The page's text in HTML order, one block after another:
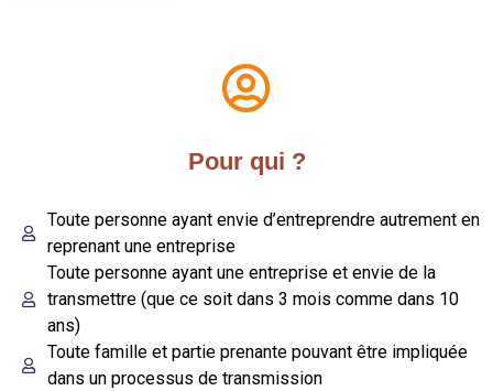
Pour qui ?
Toute personne ayant envie d’entreprendre autrement en
reprenant une entreprise
Toute personne ayant une entreprise et envie de la
transmettre (que ce soit dans 3 mois comme dans 10
ans)
Toute famille et partie prenante pouvant être impliquée
dans un processus de transmission